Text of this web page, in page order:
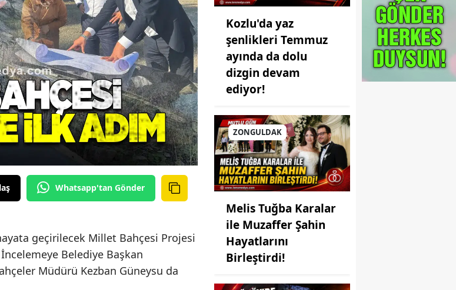
Whatsapp'tan Gönder
geçirilecek Millet Bahçesi Projesi
Belediye Başkan
Müdürü Kezban Güneysu da
Kozlu'da yaz
şenlikleri Temmuz
ayında da dolu
dizgin devam
ediyor!
ZONGULDAK
Melis Tuğba Karalar
ile Muzaffer Şahin
Hayatlarını
Birleştirdi!